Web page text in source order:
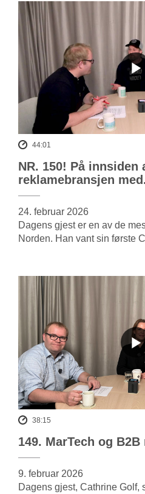
44:01
NR. 150! På innsiden
reklamebransjen
24. februar 2026
Dagens gjest er en av de
Norden. Han vant sin første
38:15
149. MarTech og
9. februar 2026
Dagens gjest, Cathrine Golf,